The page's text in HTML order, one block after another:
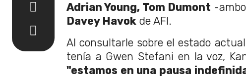
Adrian Young, Tom Dumont -
Davey Havok de AFI.
Al consultarle sobre el estado
tenía a Gwen Stefani en la voz,
"estamos en una pausa